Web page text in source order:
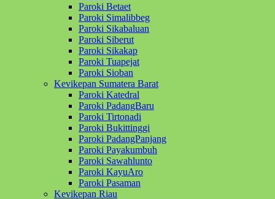
Paroki Betaet
Paroki Simalibbeg
Paroki Sikabaluan
Paroki Siberut
Paroki Sikakap
Paroki Tuapejat
Paroki Sioban
Kevikepan Sumatera Barat
Paroki Katedral
Paroki PadangBaru
Paroki Tirtonadi
Paroki Bukittinggi
Paroki PadangPanjang
Paroki Payakumbuh
Paroki Sawahlunto
Paroki KayuAro
Paroki Pasaman
Kevikepan Riau